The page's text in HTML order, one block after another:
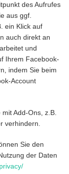
des Aufrufes
aus ggf.
ein Klick auf
auch direkt an
und
Ihrem Facebook-
indem Sie beim
Account
Add-Ons, z.B.
verhindern.
Sie den
der Daten